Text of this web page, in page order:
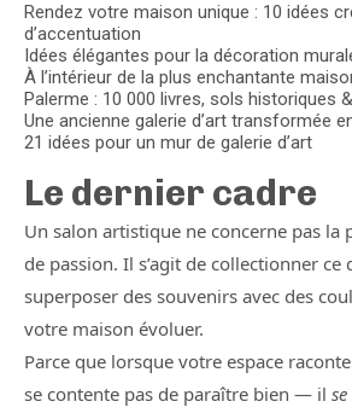
Rendez votre maison unique : 10 idées
d’accentuation
Idées élégantes pour la décoration
À l’intérieur de la plus enchantante
Palerme : 10 000 livres, sols historiques
Une ancienne galerie d’art transformée
21 idées pour un mur de galerie d’art
Le dernier cadre
Un salon artistique ne concerne pas la
de passion. Il s’agit de collectionner
superposer des souvenirs avec des
votre maison évoluer.
Parce que lorsque votre espace raconte
se contente pas de paraître bien — il